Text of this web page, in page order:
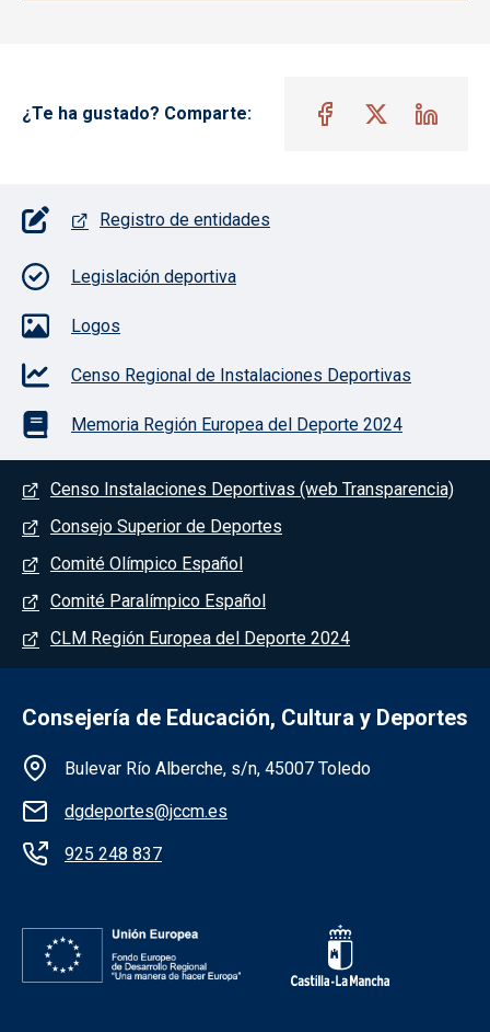
¿Te ha gustado? Comparte:
Pie de página con iconos
Registro de entidades
Legislación deportiva
Logos
Censo Regional de Instalaciones Deportivas
Memoria Región Europea del Deporte 2024
Menú del pie
Censo Instalaciones Deportivas (web Transparencia)
Consejo Superior de Deportes
Comité Olímpico Español
Comité Paralímpico Español
CLM Región Europea del Deporte 2024
Consejería de Educación, Cultura y Deportes
Información de la institución
Bulevar Río Alberche, s/n, 45007 Toledo
dgdeportes@jccm.es
925 248 837